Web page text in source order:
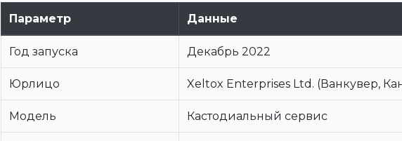
Параметр Данные
Год запуска Декабрь 2022
Юрлицо Xeltox Enterprises Ltd. (Ванкувер,
Модель Кастодиальный сервис